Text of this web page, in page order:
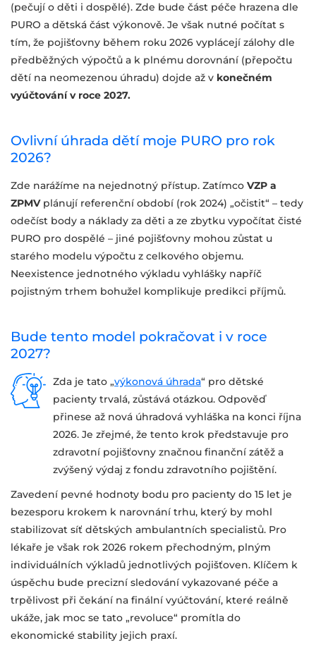
(pečují o děti i dospělé). Zde bude část péče hrazena dle
PURO a dětská část výkonově. Je však nutné počítat s
tím, že pojišťovny během roku 2026 vyplácejí zálohy dle
předběžných výpočtů a k plnému dorovnání (přepočtu
dětí na neomezenou úhradu) dojde až v konečném
vyúčtování v roce 2027.
Ovlivní úhrada dětí moje PURO pro rok
2026?
Zde narážíme na nejednotný přístup. Zatímco VZP a
ZPMVplánují referenční období (rok 2024) „očistit“ – tedy
odečíst body a náklady za děti a ze zbytku vypočítat čisté
PURO pro dospělé – jiné pojišťovny mohou zůstat u
starého modelu výpočtu z celkového objemu.
Neexistence jednotného výkladu vyhlášky napříč
pojistným trhem bohužel komplikuje predikci příjmů.
Bude tento model pokračovat i v roce
2027?
Zda je tato „výkonová úhrada“ pro dětské
pacienty trvalá, zůstává otázkou. Odpověď
přinese až nová úhradová vyhláška na konci října
2026. Je zřejmé, že tento krok představuje pro
zdravotní pojišťovny značnou finanční zátěž a
zvýšený výdaj z fondu zdravotního pojištění.
Zavedení pevné hodnoty bodu pro pacienty do 15 let je
bezesporu krokem k narovnání trhu, který by mohl
stabilizovat síť dětských ambulantních specialistů. Pro
lékaře je však rok 2026 rokem přechodným, plným
individuálních výkladů jednotlivých pojišťoven. Klíčem k
úspěchu bude precizní sledování vykazované péče a
trpělivost při čekání na finální vyúčtování, které reálně
ukáže, jak moc se tato „revoluce“ promítla do
ekonomické stability jejich praxí.